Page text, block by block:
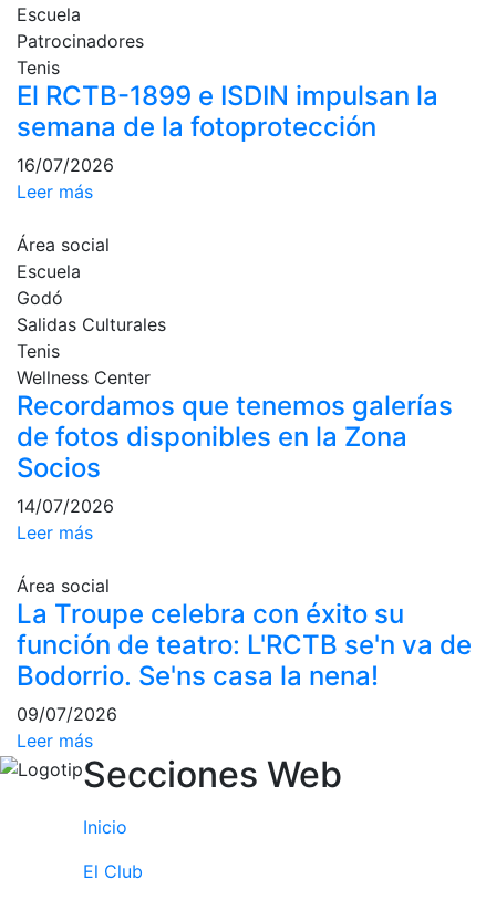
Wellness Center
Servicio de
fisiosalud
Entrenamientos
personales
Actividades
Piscina
Normativa
Restaurantes
Restaurante
El Snack
Casa Arilla
Chill Out
Bar Piscina
Patrocinio
Patrocinadores
Publicidad en
Ventajas
sociales
¿Quieres ser
del Club?
Noticias
Escuela
Patrocinadores
Tenis
El RCTB-1899 e ISDIN impulsan la
semana de la fotoprotección
16/07/2026
Leer más
Área social
Escuela
Godó
Salidas Culturales
Tenis
Wellness Center
Recordamos que tenemos galerías
de fotos disponibles en la Zona
Socios
14/07/2026
Leer más
Área social
La Troupe celebra con éxito su
función de teatro: L'RCTB se'n va de
Bodorrio. Se'ns casa la nena!
09/07/2026
Leer más
Secciones Web
Inicio
El Club